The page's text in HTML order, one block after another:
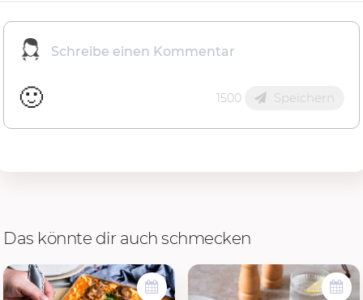
🙂 1500 Speichern
Das könnte dir auch schmecken